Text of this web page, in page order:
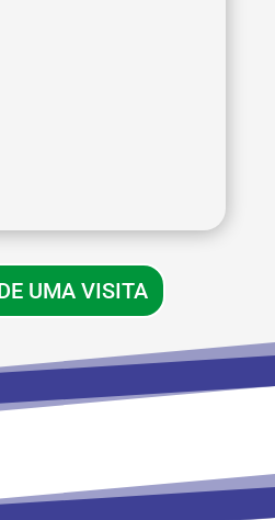
UMA VISITA